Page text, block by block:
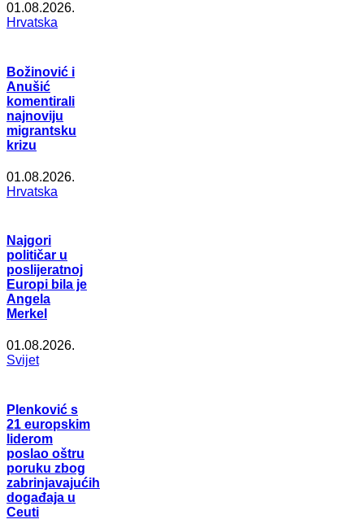
01.08.2026.
Hrvatska
Božinović i
Anušić
komentirali
najnoviju
migrantsku
krizu
01.08.2026.
Hrvatska
Najgori
političar u
poslijeratnoj
Europi bila je
Angela
Merkel
01.08.2026.
Svijet
Plenković s
21 europskim
liderom
poslao oštru
poruku zbog
zabrinjavajućih
događaja u
Ceuti